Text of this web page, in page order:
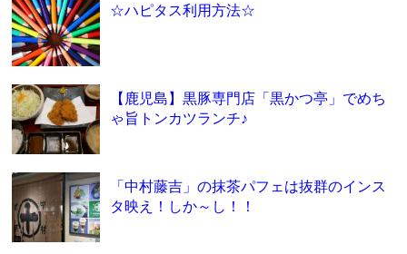
☆ハピタス利用方法☆
【鹿児島】黒豚専門店「黒かつ亭」でめち
ゃ旨トンカツランチ♪
「中村藤吉」の抹茶パフェは抜群のインス
タ映え！しか～し！！